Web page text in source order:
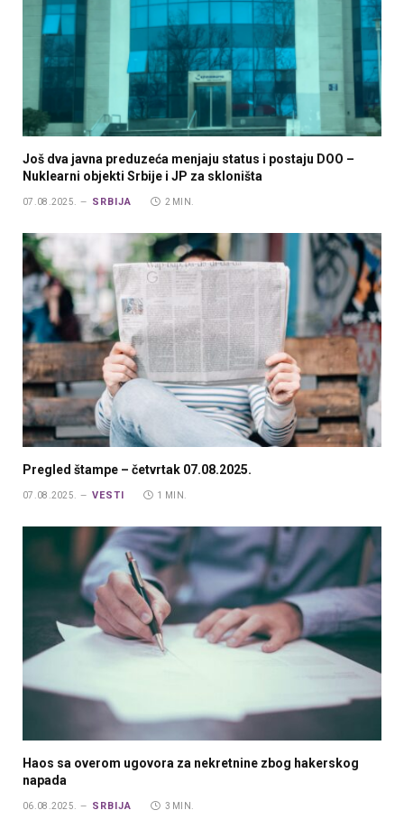
Još dva javna preduzeća menjaju status i postaju DOO –
Nuklearni objekti Srbije i JP za skloništa
07.08.2025. SRBIJA 2 MIN.
Pregled štampe – četvrtak 07.08.2025.
07.08.2025. VESTI 1 MIN.
Haos sa overom ugovora za nekretnine zbog hakerskog
napada
06.08.2025. SRBIJA 3 MIN.